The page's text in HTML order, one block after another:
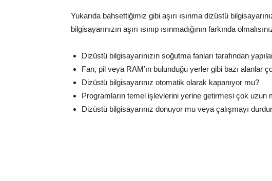
Yukarıda bahsettiğimiz gibi aşırı ısınma dizüstü
bilgisayarınızın aşırı ısınıp ısınmadığının farkında
Dizüstü bilgisayarınızın soğutma fanları tarafından
Fan, pil veya RAM’ın bulunduğu yerler gibi bazı alanlar
Dizüstü bilgisayarınız otomatik olarak kapanıyor mu?
Programların temel işlevlerini yerine getirmesi çok uzun
Dizüstü bilgisayarınız donuyor mu veya çalışmayı